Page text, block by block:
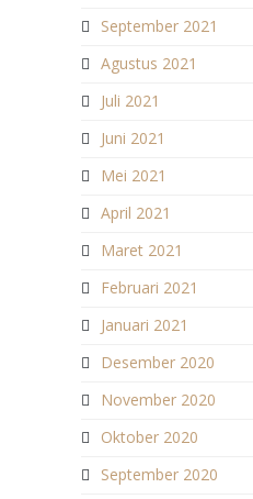
September 2021
Agustus 2021
Juli 2021
Juni 2021
Mei 2021
April 2021
Maret 2021
Februari 2021
Januari 2021
Desember 2020
November 2020
Oktober 2020
September 2020